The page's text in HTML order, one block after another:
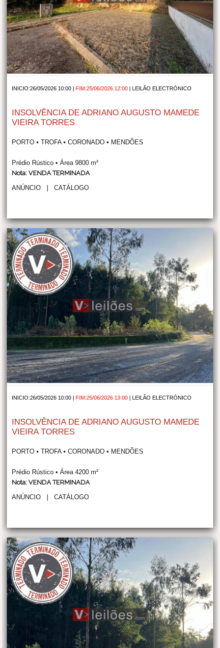
INICIO:26/05/2026 10:00 | FIM:25/06/2026 12:00 LEILÃO ELECTRÓNICO
INSOLVÊNCIA DE ADRIANO AUGUSTO MAMEDE
VIEIRA TORRES
PORTO • TROFA • CORONADO • MENDÕES
Prédio Rústico • Área 9800 m²
Nota: VENDA TERMINADA
ANÚNCIO |CATÁLOGO
INICIO:26/05/2026 10:00 |FIM:25/06/2026 13:00 |LEILÃO ELECTRÓNICO
INSOLVÊNCIA DE ADRIANO AUGUSTO MAMEDE
VIEIRA TORRES
PORTO • TROFA • CORONADO • MENDÕES
Prédio Rústico • Área 4200 m²
Nota: VENDA TERMINADA
ANÚNCIO |CATÁLOGO